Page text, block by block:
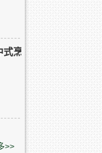
式烹
>>